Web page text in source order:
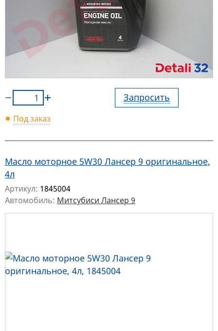
Запросить
Под заказ
Масло моторное 5W30 Лансер 9 оригинальное,
4л
Артикул: 1845004
Автомобиль: Митсубиси Лансер 9